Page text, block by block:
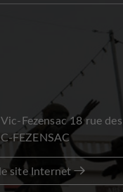
Fezensac 18 rue des
FEZENSAC
site Internet